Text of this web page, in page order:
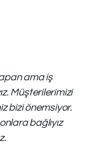
ama iş
Müşterilerimizi
bizi önemsiyor.
bağlıyız